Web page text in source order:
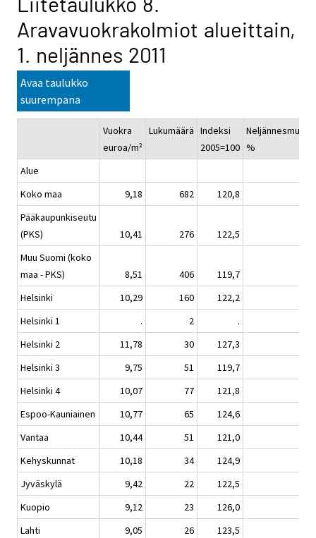
Aravavuokrakolmiot alueittain,
1. neljännes 2011
Avaa taulukko
suurempana
Vuokra
euroa/m²
Lukumäärä Indeksi
2005=100 %
Alue
Koko maa
9,18 682 120,8
Pääkaupunkiseutu
(PKS)
10,41 276 122,5
Muu Suomi (koko
maa - PKS)
8,51 406 119,7
Helsinki
10,29 160 122,2
Helsinki 1
. 2
.
Helsinki 2
11,78 30 127,3
Helsinki 3
9,75 51 119,7
Helsinki 4
10,07 77 121,8
Espoo-Kauniainen
10,77 65 124,6
Vantaa
10,44 51 121,0
Kehyskunnat
10,18 34 124,9
Jyväskylä
9,42 22 122,5
Kuopio
9,12 23 126,0
Lahti
9,05 26 123,5